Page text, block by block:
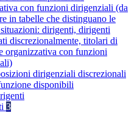
con funzioni dirigenziali (da
in tabelle che distinguano le
dirigenti, dirigenti
discrezionalmente, titolari di
organizzativa con funzioni
dirigenziali discrezionali
disponibili
3